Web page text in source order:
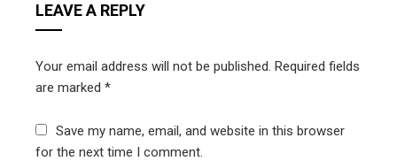
LEAVE A REPLY
Your email address will not be published. Required fields
are marked *
Save my name, email, and website in this browser
for the next time I comment.